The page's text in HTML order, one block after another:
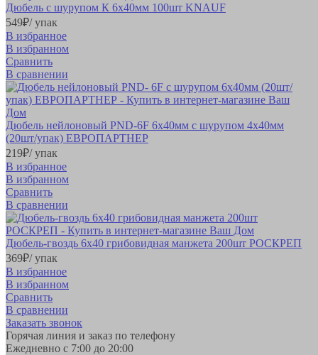
Дюбель с шурупом К 6х40мм 100шт KNAUF
549₽/ упак
В избранное
В избранном
Сравнить
В сравнении
Дюбель нейлоновый PND-6F 6х40мм с шурупом 4х40мм
(20шт/упак) ЕВРОПАРТНЕР
219₽/ упак
В избранное
В избранном
Сравнить
В сравнении
Дюбель-гвоздь 6х40 грибовидная манжета 200шт РОСКРЕП
369₽/ упак
В избранное
В избранном
Сравнить
В сравнении
Заказать звонок
Горячая линия и заказ по телефону
Ежедневно с 7:00 до 20:00